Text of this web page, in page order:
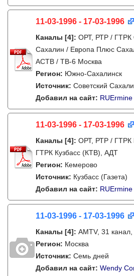
11-03-1996 - 17-03-1996
Каналы [4]: ОРТ, РТР / ГТРК
Сахалин / Европа Плюс
АСТВ / ТВ-6 Москва
Регион: Южно-Сахалинск
Источник: Советский
Добавил на сайт: RUErmine
11-03-1996 - 17-03-1996
Каналы [4]: ОРТ, РТР / ГТРК
ГТРК Кузбасс (КТВ), АДТ
Регион: Кемерово
Источник: Кузбасс (Газета)
Добавил на сайт: RUErmine
11-03-1996 - 17-03-1996
Каналы [4]: AMTV, 31
Регион: Москва
Источник: Семь дней
Добавил на сайт: Wendy